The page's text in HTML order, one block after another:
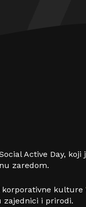
Active Day,
zaredom.
korporativne kulture
zajednici i prirodi.